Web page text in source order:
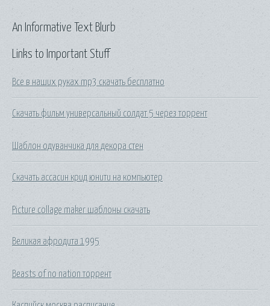
Links to Important Stuff
Все в наших руках mp3 скачать бесплатно
Скачать фильм универсальный солдат 5 через торрент
Шаблон одуванчика для декора стен
Скачать ассасин крид юнити на компьютер
Picture collage maker шаблоны скачать
Великая афродита 1995
Beasts of no nation торрент
An Informative Text Blurb